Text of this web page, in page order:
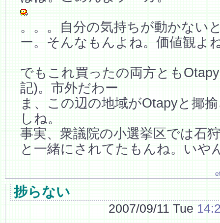
。。。自分の気持ちが動かない
ー。そんなもんよね。価値観よ
でもこれ買ったの両方とも
記)。市外だわー
ま、この辺の地域がOtapyと揶
しね。
事実、衆議院の小選挙区では石
と一緒にされてたもんね。いや
捗らない
2007/09/11 Tue